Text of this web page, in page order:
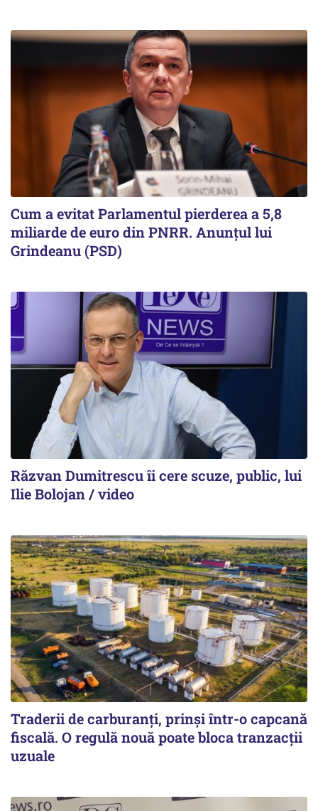
Cum a evitat Parlamentul pierderea a 5,8
miliarde de euro din PNRR. Anunțul lui
Grindeanu (PSD)
Răzvan Dumitrescu îi cere scuze, public, lui
Ilie Bolojan / video
Traderii de carburanți, prinși într-o capcană
fiscală. O regulă nouă poate bloca tranzacții
uzuale